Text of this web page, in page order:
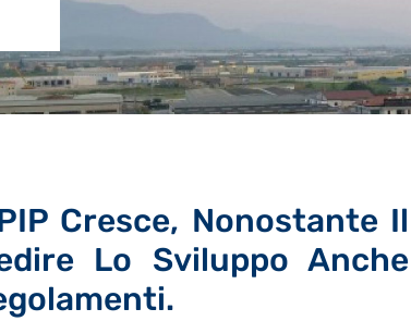
Cresce, Nonostante Il
Lo Sviluppo Anche